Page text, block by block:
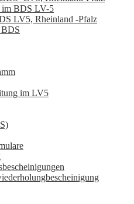
im BDS LV-5
LV5, Rheinland -Pfalz
BDS
im LV5